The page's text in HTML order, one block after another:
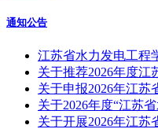
通知公告
江苏省水力发电工程
关于推荐2026年度江
关于申报2026年江苏
关于2026年度“江苏
关于开展2026年江